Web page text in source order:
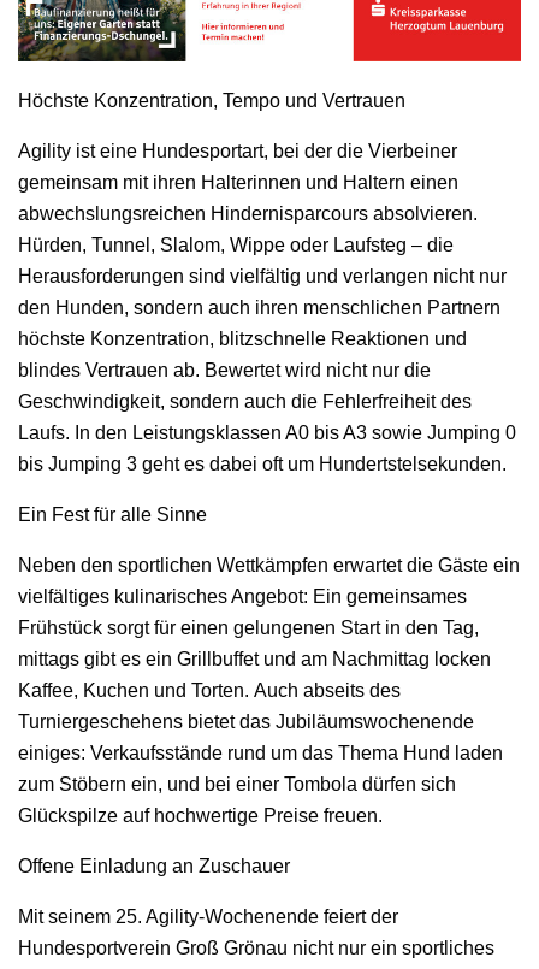
Höchste Konzentration, Tempo und Vertrauen
Agility ist eine Hundesportart, bei der die Vierbeiner
gemeinsam mit ihren Halterinnen und Haltern einen
abwechslungsreichen Hindernisparcours absolvieren.
Hürden, Tunnel, Slalom, Wippe oder Laufsteg – die
Herausforderungen sind vielfältig und verlangen nicht nur
den Hunden, sondern auch ihren menschlichen Partnern
höchste Konzentration, blitzschnelle Reaktionen und
blindes Vertrauen ab. Bewertet wird nicht nur die
Geschwindigkeit, sondern auch die Fehlerfreiheit des
Laufs. In den Leistungsklassen A0 bis A3 sowie Jumping 0
bis Jumping 3 geht es dabei oft um Hundertstelsekunden.
Ein Fest für alle Sinne
Neben den sportlichen Wettkämpfen erwartet die Gäste ein
vielfältiges kulinarisches Angebot: Ein gemeinsames
Frühstück sorgt für einen gelungenen Start in den Tag,
mittags gibt es ein Grillbuffet und am Nachmittag locken
Kaffee, Kuchen und Torten. Auch abseits des
Turniergeschehens bietet das Jubiläumswochenende
einiges: Verkaufsstände rund um das Thema Hund laden
zum Stöbern ein, und bei einer Tombola dürfen sich
Glückspilze auf hochwertige Preise freuen.
Offene Einladung an Zuschauer
Mit seinem 25. Agility-Wochenende feiert der
Hundesportverein Groß Grönau nicht nur ein sportliches